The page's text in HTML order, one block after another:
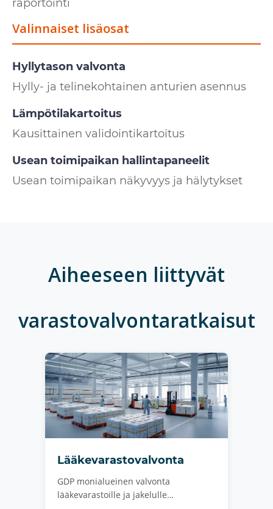
raportointi
Valinnaiset lisäosat
Hyllytason valvonta
Hylly- ja telinekohtainen anturien asennus
Lämpötilakartoitus
Kausittainen validointikartoitus
Usean toimipaikan hallintapaneelit
Usean toimipaikan näkyvyys ja hälytykset
Aiheeseen liittyvät
varastovalvontaratkaisut
Lääkevarastovalvonta
GDP monialueinen valvonta
lääkevarastoille ja jakelulle…